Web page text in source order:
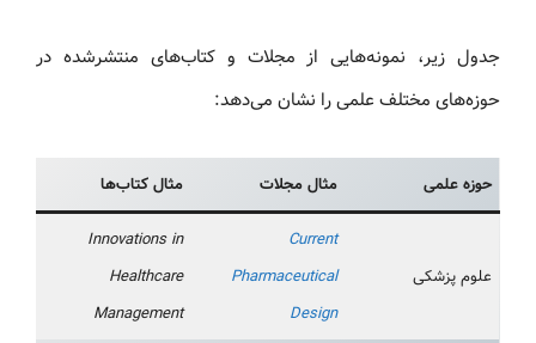
جدول زیر، نمونه‌هایی از مجلات و کتاب‌های منتشرشده در
حوزه‌های مختلف علمی را نشان می‌دهد:
حوزه علمی مثال مجلات مثال کتاب‌ها
علوم پزشکی
Current
Pharmaceutical
Design
Innovations in
Healthcare
Management